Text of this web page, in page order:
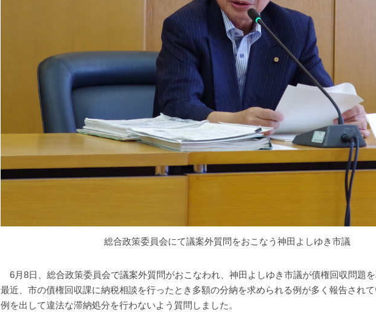
総合政策委員会にて議案外質問をおこなう神田よしゆき市議
6月8日、総合政策委員会で議案外質問がおこなわれ、神田よしゆき市議が債権回収問題を
最近、市の債権回収課に納税相談を行ったとき多額の分納を求められる例が多く報告され
例を出して違法な滞納処分を行わないよう質問しました。